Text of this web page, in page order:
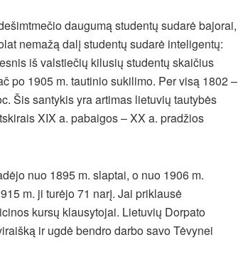
daugumą studentų sudarė bajorai,
nemažą dalį studentų sudarė inteligentų:
iš valstiečių kilusių studentų skaičius
po 1905 m. tautinio sukilimo. Per visą 1802 –
Šis santykis yra artimas lietuvių tautybės
XIX a. pabaigos – XX a. pradžios
nuo 1895 m. slaptai, o nuo 1906 m.
m. ji turėjo 71 narį. Jai priklausė
kursų klausytojai. Lietuvių Dorpato
ir ugdė bendro darbo savo Tėvynei